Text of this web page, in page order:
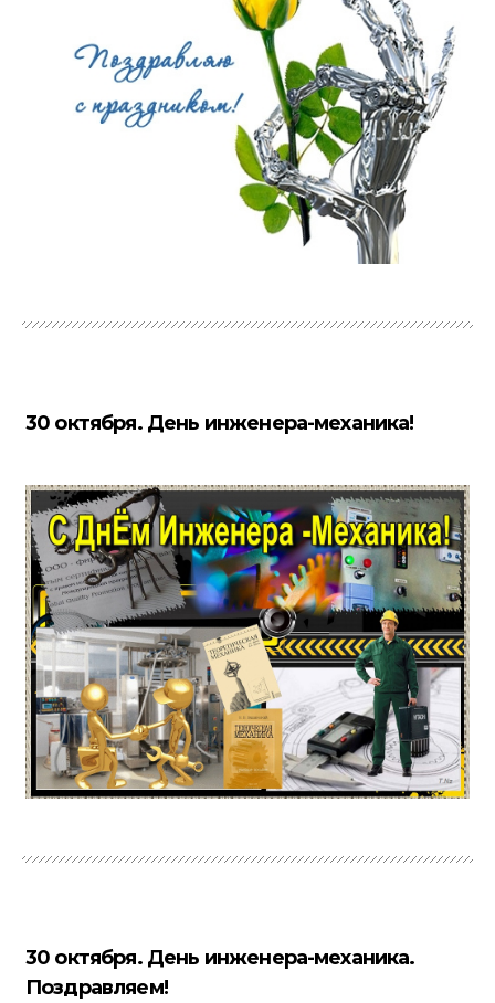
30 октября. День инженера-механика!
30 октября. День инженера-механика.
Поздравляем!